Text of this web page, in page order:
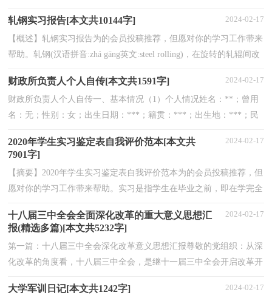
轧钢实习报告[本文共10144字] 2024-02-17
【概述】轧钢实习报告为的会员投稿推荐，但愿对你的学习工作带来
帮助。轧钢(汉语拼音:zhá gāng英文:steel rolling)，在旋转的轧辊间改
财政所负责人个人自传[本文共1591字] 2024-02-17
财政所负责人个人自传一、基本情况（1）个人情况姓名：**；曾用
名：无；性别：女；出生日期：***；籍贯：***；出生地：***；民
***；现工作单位及职务：***；专业技...
2020年学生实习鉴定表自我评价范本[本文共
7901字]
2024-02-17
【摘要】2020年学生实习鉴定表自我评价范本为的会员投稿推荐，但
愿对你的学习工作带来帮助。实习是指学生在毕业之前，即在学完全
十八届三中全会全面深化改革的重大意义思想汇
报(精选多篇)[本文共5232字]
2024-02-17
第一篇：十八届三中全会深化改革意义思想汇报尊敬的党组织：从深
化改革的角度看，十八届三中全会，是继十一届三中全会开启改革开
大学军训日记[本文共1242字] 2024-02-17